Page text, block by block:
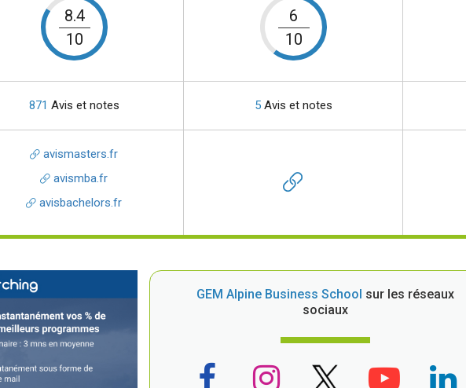
8.4
10
6
10
871 Avis et notes 5Avis et notes
avismasters.fr
avismba.fr
avisbachelors.fr
GEM Alpine Business School sur les réseaux
sociaux